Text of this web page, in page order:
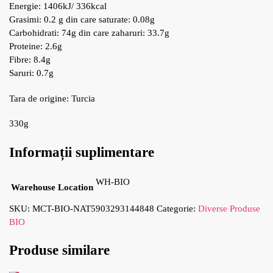
Energie: 1406kJ/ 336kcal
Grasimi: 0.2 g din care saturate: 0.08g
Carbohidrati: 74g din care zaharuri: 33.7g
Proteine: 2.6g
Fibre: 8.4g
Saruri: 0.7g
Tara de origine: Turcia
330g
Informații suplimentare
Warehouse Location
WH-BIO
SKU: MCT-BIO-NAT5903293144848 Categorie: Diverse Produse
BIO
Produse similare